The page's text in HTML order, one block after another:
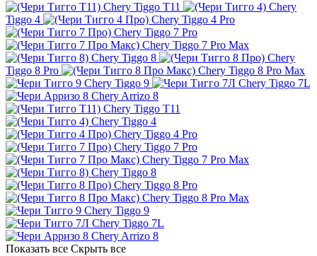
Chery Tiggo T11
Chery
Tiggo 4
Chery Tiggo 4 Pro
Chery Tiggo 7 Pro
Chery Tiggo 7 Pro Max
Chery Tiggo 8
Chery
Tiggo 8 Pro
Chery Tiggo 8 Pro Max
Chery Tiggo 9
Chery Tiggo 7L
Chery Arrizo 8
Chery Tiggo T11
Chery Tiggo 4
Chery Tiggo 4 Pro
Chery Tiggo 7 Pro
Chery Tiggo 7 Pro Max
Chery Tiggo 8
Chery Tiggo 8 Pro
Chery Tiggo 8 Pro Max
Chery Tiggo 9
Chery Tiggo 7L
Chery Arrizo 8
Показать все Скрыть все